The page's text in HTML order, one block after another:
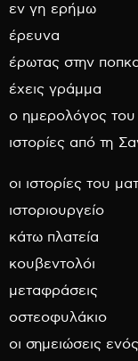
εν γη ερήμω
έρευνα
έρωτας στην
έχεις γράμμα
ο ημερολόγος
ιστορίες από τη
οι ιστορίες του
ιστοριουργείο
κάτω πλατεία
κουβεντολόι
μεταφράσεις
οστεοφυλάκιο
οι σημειώσεις